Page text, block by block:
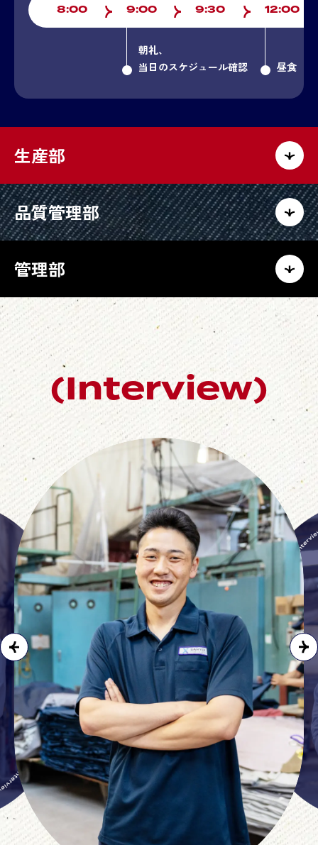
8:00 9:00
朝礼、
当日のスケジュール確認
9:30 12:00
昼食
生産部
品質管理部
管理部
(Interview)
Flip to Show
Interview
H・H
染色課
Flip to Show
Interview
Flip to Show
Interview
M・K
総務課
Flip to Show
Interview
H・H
染色課
Flip to Show
Interview
M・K
総務課
Flip to Show
Interview
H・H
染色課
Flip to Show
Interview
M・K
総務課
Flip to Show
Interview
H・H
染色課
Flip to Show
Interview
M・K
総務課
Flip to Show
Interview
H・H
染色課
Flip to Show
Interview
M・K
総務課